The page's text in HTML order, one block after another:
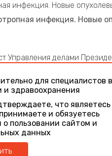
инфекция. Новые
инфекция. Новые
Управления делами
РФ, профессор
фундаментальной
иммунотропных
Федерации
Президента
делами Президента
для специалистов в
здравоохранения
что являетесь
и обязуетесь
пользовании сайтом и
данных